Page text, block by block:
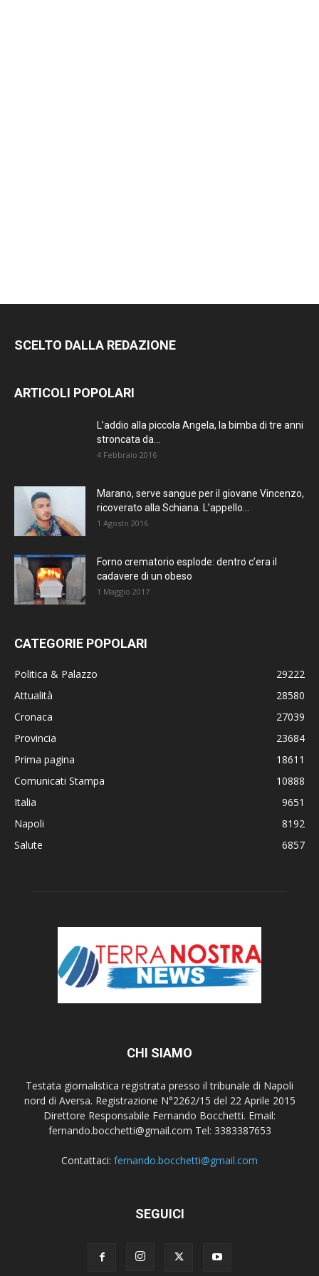
SCELTO DALLA REDAZIONE
ARTICOLI POPOLARI
L’addio alla piccola Angela, la bimba di tre anni
stroncata da...
4 Febbraio 2016
Marano, serve sangue per il giovane Vincenzo,
ricoverato alla Schiana. L’appello...
1 Agosto 2016
Forno crematorio esplode: dentro c’era il
cadavere di un obeso
1 Maggio 2017
CATEGORIE POPOLARI
Politica & Palazzo
29222
Attualità
28580
Cronaca
27039
Provincia
23684
Prima pagina
18611
Comunicati Stampa
10888
Italia
9651
Napoli
8192
Salute
6857
CHI SIAMO
Testata giornalistica registrata presso il tribunale di Napoli
nord di Aversa. Registrazione N°2262/15 del 22 Aprile 2015
Direttore Responsabile Fernando Bocchetti. Email:
fernando.bocchetti@gmail.com Tel: 3383387653
Contattaci: fernando.bocchetti@gmail.com
SEGUICI